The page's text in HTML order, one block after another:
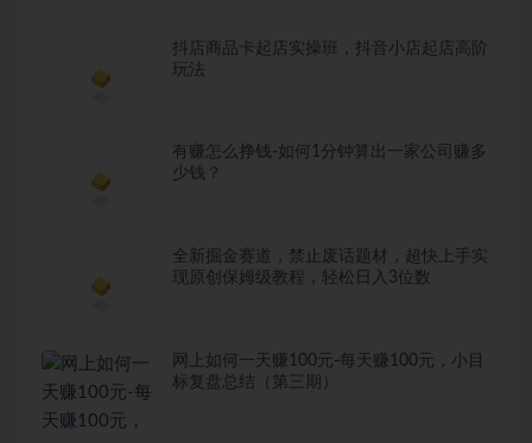
抖店商品卡起店实操班，抖音小店起店高阶
玩法
有赚怎么挣钱-如何1分钟算出一家公司赚多
少钱？
全新掘金赛道，禁止废话题材，超快上手实
现原创保姆级教程，轻松日入3位数
网上如何一天赚100元-每天赚100元，小目
标复盘总结（第三期）